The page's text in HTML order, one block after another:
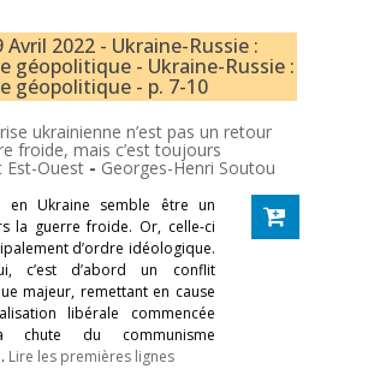
Avril 2022 - Ukraine-Russie :
géopolitique - Ukraine-Russie :
géopolitique - p. 7-10
ukrainienne n’est pas un retour
froide, mais c’est toujours
Est-Ouest - Georges-Henri Soutou
en Ukraine semble être un
la guerre froide. Or, celle-ci
d’ordre idéologique.
c’est d’abord un conflit
majeur, remettant en cause
libérale commencée
chute du communisme
Lire les premières lignes